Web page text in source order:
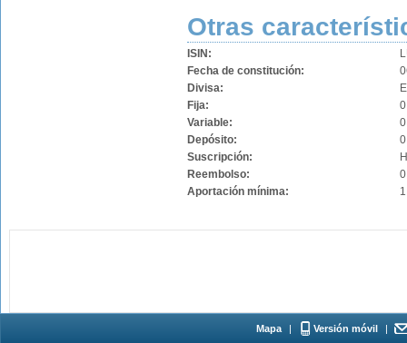
Otras
ISIN:
Fecha de constitución:
Divisa:
Fija:
Variable:
Depósito:
Suscripción:
Reembolso:
Aportación mínima:
Mapa | Versión móvil
|